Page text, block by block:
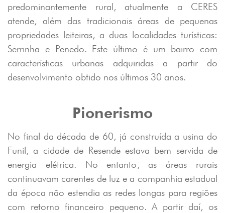
predominantemente rural, atualmente a CERES
atende, além das tradicionais áreas de pequenas
propriedades leiteiras, a duas localidades turísticas:
Serrinha e Penedo. Este último é um bairro com
características urbanas adquiridas a partir do
desenvolvimento obtido nos últimos 30 anos.
Pionerismo
No final da década de 60, já construída a usina do
Funil, a cidade de Resende estava bem servida de
energia elétrica. No entanto, as áreas rurais
continuavam carentes de luz e a companhia estadual
da época não estendia as redes longas para regiões
com retorno financeiro pequeno. A partir daí, os